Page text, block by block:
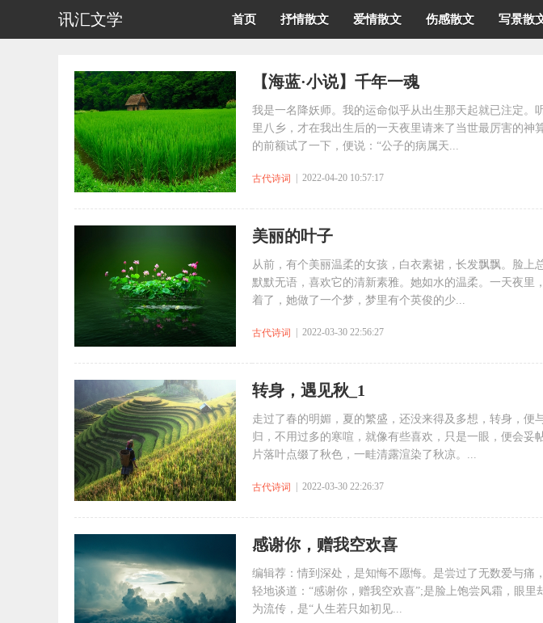
讯汇文学 首页 抒情散文 爱情散文 伤感散文 写景散
【海蓝·小说】千年一魂
我是一名降妖师。我的运命似乎从出生那天起就已注定。
里八乡，才在我出生后的一天夜里请来了当世最厉害的神
的前额试了一下，便说：“公子的病属天...
古代诗词 | 2022-04-20 10:57:17
美丽的叶子
从前，有个美丽温柔的女孩，白衣素裙，长发飘飘。脸上
默默无语，喜欢它的清新素雅。她如水的温柔。一天夜里
着了，她做了一个梦，梦里有个英俊的少...
古代诗词 | 2022-03-30 22:56:27
转身，遇见秋_1
走过了春的明媚，夏的繁盛，还没来得及多想，转身，便
归，不用过多的寒喧，就像有些喜欢，只是一眼，便会妥
片落叶点缀了秋色，一畦清露渲染了秋凉。...
古代诗词 | 2022-03-30 22:26:37
感谢你，赠我空欢喜
编辑荐：情到深处，是知悔不愿悔。是尝过了无数爱与痛
轻地谈道：“感谢你，赠我空欢喜”;是脸上饱尝风霜，眼
为流传，是“人生若只如初见...